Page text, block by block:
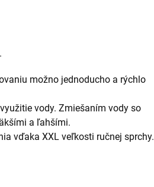
možno jednoducho a rýchlo
vody. Zmiešaním vody so
a ľahšími.
vďaka XXL veľkosti ručnej sprchy.